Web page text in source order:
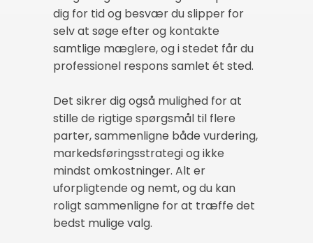
dig for tid og besvær du slipper for
selv at søge efter og kontakte
samtlige mæglere, og i stedet får du
professionel respons samlet ét sted.
Det sikrer dig også mulighed for at
stille de rigtige spørgsmål til flere
parter, sammenligne både vurdering,
markedsføringsstrategi og ikke
mindst omkostninger. Alt er
uforpligtende og nemt, og du kan
roligt sammenligne for at træffe det
bedst mulige valg.